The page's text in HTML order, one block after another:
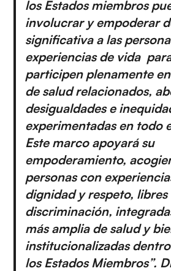
los Estados miembros
involucrar y empoderar
significativa a las
experiencias de vida
participen plenamente
de salud relacionados,
desigualdades e
experimentadas en todo
Este marco apoyará su
empoderamiento,
personas con
dignidad y respeto,
discriminación,
más amplia de salud y
institucionalizadas
los Estados Miembros”.